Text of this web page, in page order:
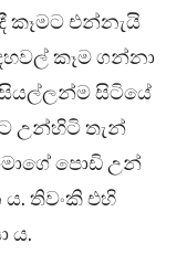
කෑමට එන්නැයි
කෑම ගන්නා
සියල්ලන්ම සිටියේ
උන්හිටි තැන්
පොඩි උන්
තිවංකි එහි
ය.